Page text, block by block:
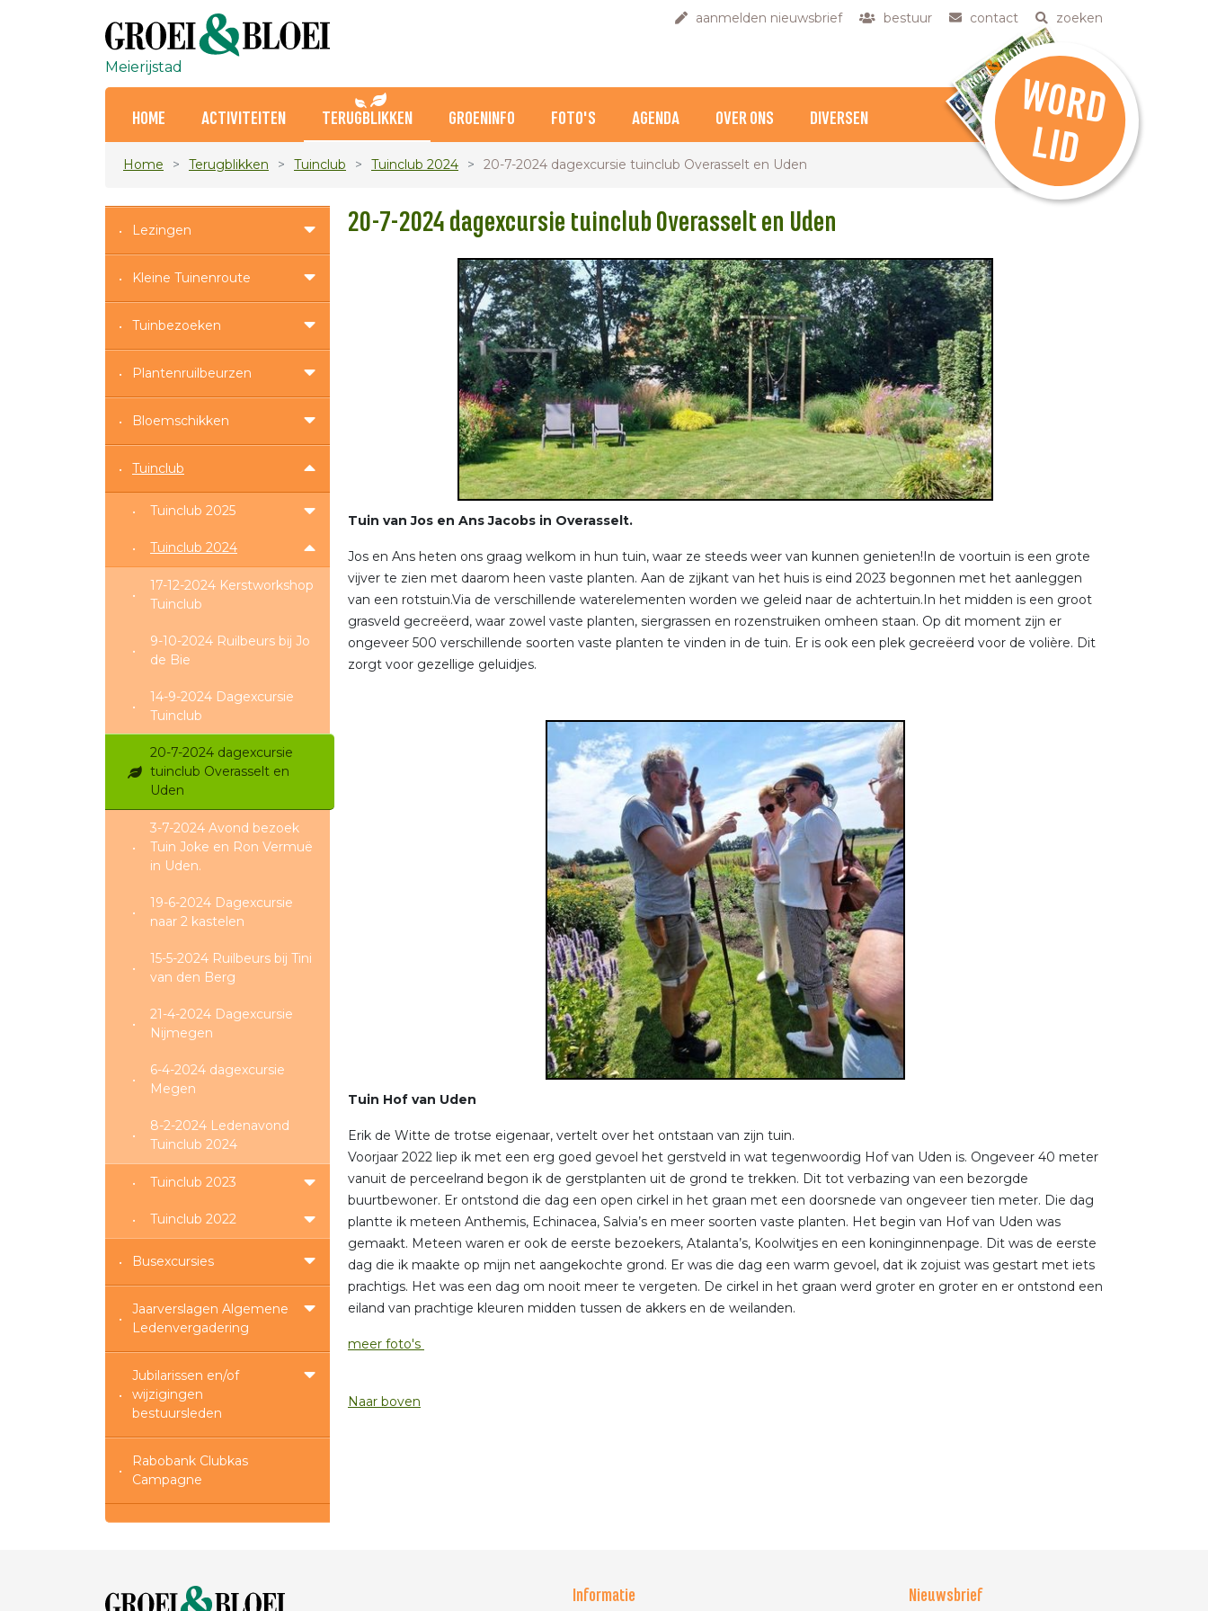
aanmelden nieuwsbrief bestuur contact zoeken
Meierijstad
HOME ACTIVITEITEN TERUGBLIKKEN GROENINFO FOTO'S AGENDA OVER ONS DIVERSEN W
O
R
D
L
ID
Home Terugblikken Tuinclub Tuinclub 2024 20-7-2024 dagexcursie tuinclub Overasselt en Uden
Lezingen
Kleine Tuinenroute
Tuinbezoeken
Plantenruilbeurzen
Bloemschikken
Tuinclub
Tuinclub 2025
Tuinclub 2024
17-12-2024 Kerstworkshop
Tuinclub
9-10-2024 Ruilbeurs bij Jo
de Bie
14-9-2024 Dagexcursie
Tuinclub
20-7-2024 dagexcursie
tuinclub Overasselt en
Uden
3-7-2024 Avond bezoek
Tuin Joke en Ron Vermuë
in Uden.
19-6-2024 Dagexcursie
naar 2 kastelen
15-5-2024 Ruilbeurs bij Tini
van den Berg
21-4-2024 Dagexcursie
Nijmegen
6-4-2024 dagexcursie
Megen
8-2-2024 Ledenavond
Tuinclub 2024
Tuinclub 2023
Tuinclub 2022
Busexcursies
Jaarverslagen Algemene
Ledenvergadering
Jubilarissen en/of
wijzigingen
bestuursleden
Rabobank Clubkas
Campagne
20-7-2024 dagexcursie tuinclub Overasselt en Uden
Tuin van Jos en Ans Jacobs in Overasselt.
Jos en Ans heten ons graag welkom in hun tuin, waar ze steeds weer van kunnen genieten!In de voortuin is een grote
vijver te zien met daarom heen vaste planten. Aan de zijkant van het huis is eind 2023 begonnen met het aanleggen
van een rotstuin.Via de verschillende waterelementen worden we geleid naar de achtertuin.In het midden is een groot
grasveld gecreëerd, waar zowel vaste planten, siergrassen en rozenstruiken omheen staan. Op dit moment zijn er
ongeveer 500 verschillende soorten vaste planten te vinden in de tuin. Er is ook een plek gecreëerd voor de volière. Dit
zorgt voor gezellige geluidjes.
Tuin Hof van Uden
Erik de Witte de trotse eigenaar, vertelt over het ontstaan van zijn tuin.
Voorjaar 2022 liep ik met een erg goed gevoel het gerstveld in wat tegenwoordig Hof van Uden is. Ongeveer 40 meter
vanuit de perceelrand begon ik de gerstplanten uit de grond te trekken. Dit tot verbazing van een bezorgde
buurtbewoner. Er ontstond die dag een open cirkel in het graan met een doorsnede van ongeveer tien meter. Die dag
plantte ik meteen Anthemis, Echinacea, Salvia’s en meer soorten vaste planten. Het begin van Hof van Uden was
gemaakt. Meteen waren er ook de eerste bezoekers, Atalanta’s, Koolwitjes en een koninginnenpage. Dit was de eerste
dag die ik maakte op mijn net aangekochte grond. Er was die dag een warm gevoel, dat ik zojuist was gestart met iets
prachtigs. Het was een dag om nooit meer te vergeten. De cirkel in het graan werd groter en groter en er ontstond een
eiland van prachtige kleuren midden tussen de akkers en de weilanden.
meer foto's
Naar boven
Informatie Nieuwsbrief